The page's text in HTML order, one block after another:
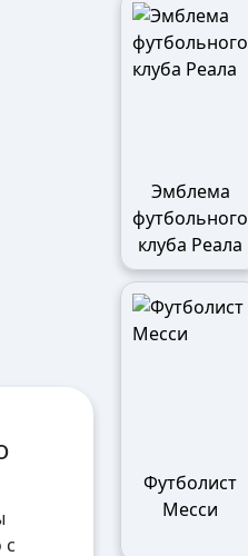
с
Эмблема
футбольного
клуба Реала
Футболист
Месси